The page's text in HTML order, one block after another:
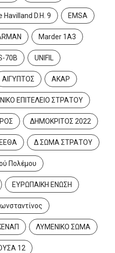
Havilland D.H. 9 EMSA
Marder 1A3
70B UNIFIL
ΑΙΓΥΠΤΟΣ ΑΚΑΡ
ΕΠΙΤΕΛΕΙΟ ΣΤΡΑΤΟΥ
ΔΗΜΟΚΡΙΤΟΣ 2022
Δ ΣΩΜΑ ΣΤΡΑΤΟΥ
Πολέμου
ΕΥΡΩΠΑΙΚΗ ΕΝΩΣΗ
ΛΥΜΕΝΙΚΟ ΣΩΜΑ
12